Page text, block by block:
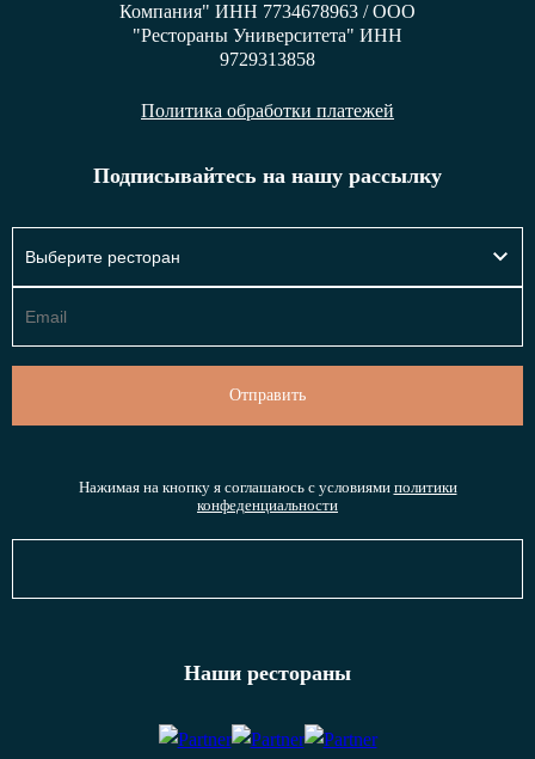
Наши рестораны
Компания" ИНН 7734678963 / ООО
"Рестораны Университета" ИНН
9729313858
Политика обработки платежей
Подписывайтесь на нашу рассылку
Нажимая на кнопку я соглашаюсь с условиями политики
конфеденциальности